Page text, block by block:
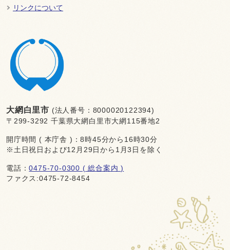
リンクについて
大網白里市 (法人番号：8000020122394)
〒299-3292 千葉県大網白里市大網115番地2
開庁時間 ( 本庁舎 )：8時45分から16時30分
※土日祝日および12月29日から1月3日を除く
電話：0475-70-0300 ( 総合案内 )
ファクス:0475-72-8454